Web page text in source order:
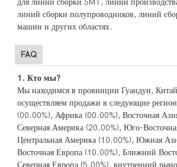
линий сборки полупроводников, линий
машин и других областях.
FAQ
1. Кто мы?
Мы находимся в провинции Гуандун,
осуществляем продажи в следующие
(00.00%), Африка (00.00%), Восточная
Северная Америка (20.00%), Юго-
Центральная Америка (10.00%), Южная
Восточная Европа (10.00%), Ближний
Северная Европа (5.00%), внутренний